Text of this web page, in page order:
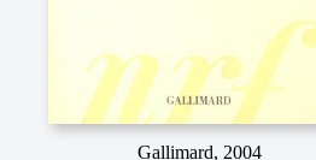
Gallimard, 2004